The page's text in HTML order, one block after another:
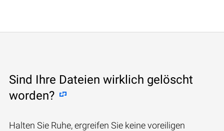
Sind Ihre Dateien wirklich gelöscht
worden?
Halten Sie Ruhe, ergreifen Sie keine voreiligen